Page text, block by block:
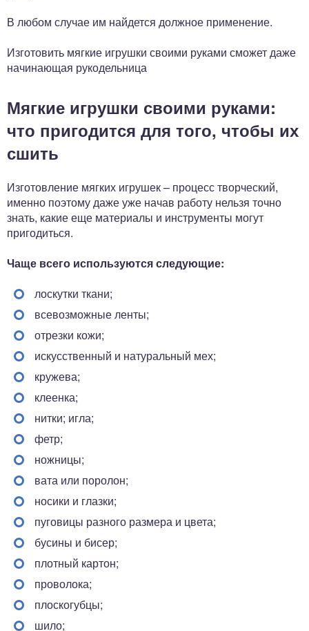
В любом случае им найдется должное применение.
Изготовить мягкие игрушки своими руками сможет даже
начинающая рукодельница
Мягкие игрушки своими руками:
что пригодится для того, чтобы их
сшить
Изготовление мягких игрушек – процесс творческий,
именно поэтому даже уже начав работу нельзя точно
знать, какие еще материалы и инструменты могут
пригодиться.
Чаще всего используются следующие:
лоскутки ткани;
всевозможные ленты;
отрезки кожи;
искусственный и натуральный мех;
кружева;
клеенка;
нитки; игла;
фетр;
ножницы;
вата или поролон;
носики и глазки;
пуговицы разного размера и цвета;
бусины и бисер;
плотный картон;
проволока;
плоскогубцы;
шило;